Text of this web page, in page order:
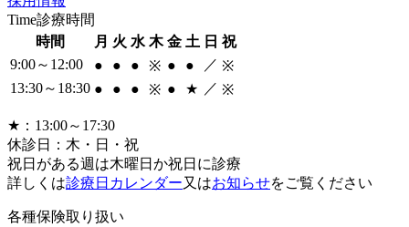
Time診療時間
時間
月 火 水 木 金 土 日 祝
9:00～12:00
● ● ● ※ ● ● ／ ※
13:30～18:30 ● ● ● ※ ● ★ ／ ※
★：13:00～17:30
休診日：木・日・祝
祝日がある週は木曜日か祝日に診療
詳しくは診療日カレンダー又はお知らせをご覧ください
各種保険取り扱い